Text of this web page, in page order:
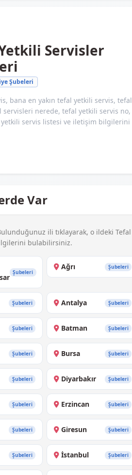
Servisler
Şubeleri
bana en yakın tefal yetkili servis, tefal
servisleri nerede, tefal yetkili servis no,
servis listesi ve iletişim bilgilerini
Var
ili tıklayarak, o ildeki Tefal
bulabilirsiniz.
Şubeleri
Ağrı Şubeleri
Şubeleri Antalya Şubeleri
Şubeleri Batman Şubeleri
Şubeleri Bursa Şubeleri
Şubeleri Diyarbakır Şubeleri
Şubeleri Erzincan Şubeleri
Şubeleri Giresun Şubeleri
Şubeleri İstanbul Şubeleri